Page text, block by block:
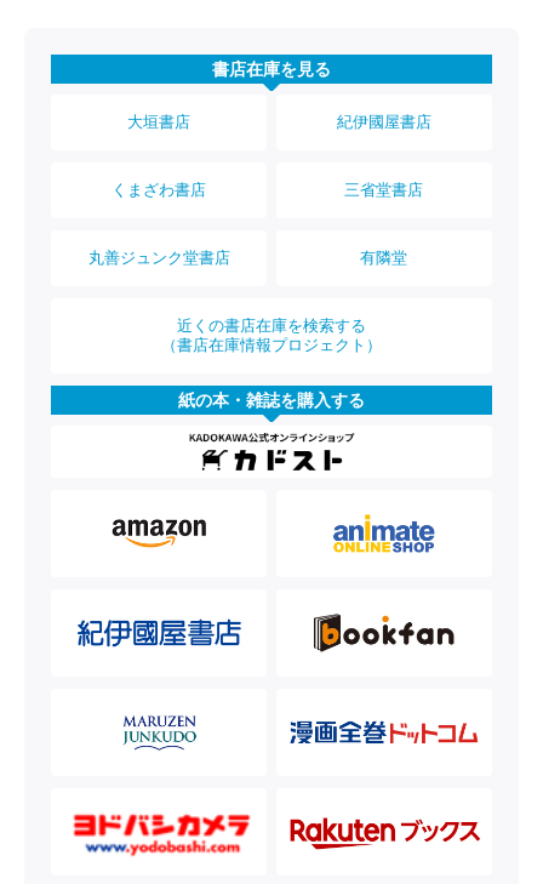
書店在庫を見る
大垣書店 紀伊國屋書店
くまざわ書店 三省堂書店
丸善ジュンク堂書店 有隣堂
近くの書店在庫を検索する
（書店在庫情報プロジェクト）
紙の本・雑誌を購入する